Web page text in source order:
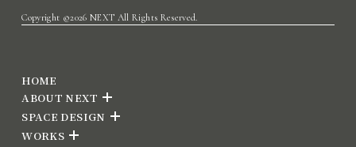
Copyright ©2026 NEXT All Rights Reserved.
HOME
ABOUT NEXT
SPACE DESIGN
WORKS